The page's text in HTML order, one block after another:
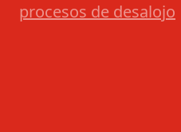
procesos de desalojo